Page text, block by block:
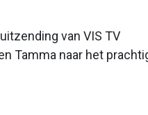
van VIS TV
Tamma naar het
beleven ze een zeer